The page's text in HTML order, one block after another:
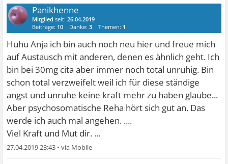
Panikhenne
Mitglied seit:26.04.2019
Beiträge: 10 Danke:3 Themen: 1
Huhu Anja ich bin auch noch neu hier und freue mich
auf Austausch mit anderen, denen es ähnlich geht. Ich
bin bei 30mg cita aber immer noch total unruhig. Bin
schon total verzweifelt weil ich für diese ständige
angst und unruhe keine kraft mehr zu haben glaube...
Aber psychosomatische Reha hört sich gut an. Das
werde ich auch mal angehen. ....
Viel Kraft und Mut dir. ...
27.04.2019 23:43 •